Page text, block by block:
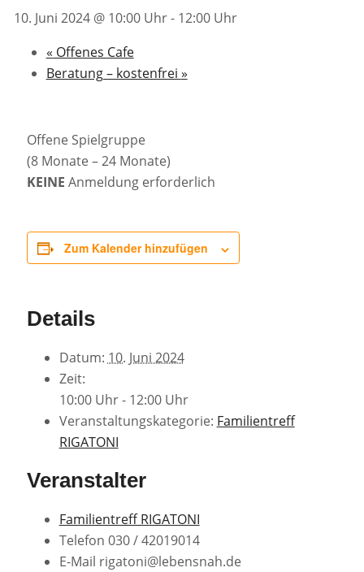
10. Juni 2024 @ 10:00 Uhr- 12:00 Uhr
« Offenes Cafe
Beratung – kostenfrei »
Offene Spielgruppe
(8 Monate – 24 Monate)
KEINE Anmeldung erforderlich
Zum Kalender hinzufügen
Details
Datum: 10. Juni 2024
Zeit:
10:00 Uhr - 12:00 Uhr
Veranstaltungskategorie: Familientreff
RIGATONI
Veranstalter
Familientreff RIGATONI
Telefon 030 / 42019014
E-Mail rigatoni@lebensnah.de